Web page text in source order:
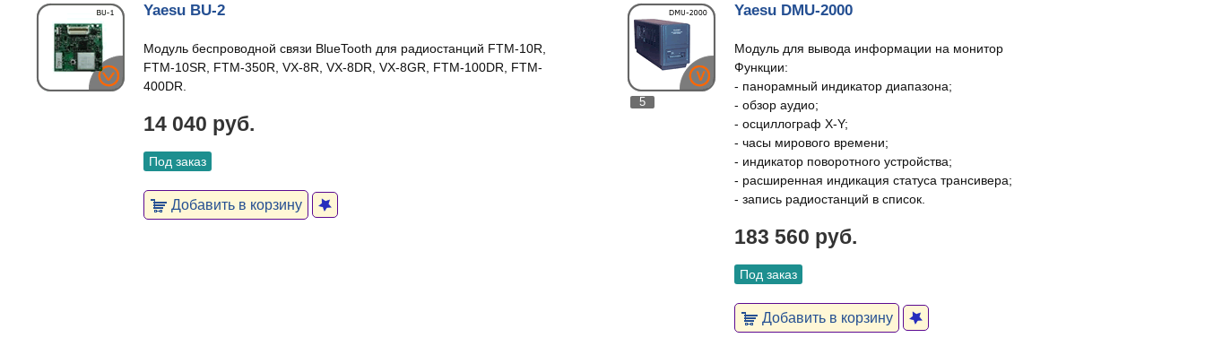
Yaesu BU-2
Модуль беспроводной связи BlueTooth для радиостанций FTM-10R,
FTM-10SR, FTM-350R, VX-8R, VX-8DR, VX-8GR, FTM-100DR, FTM-
400DR.
14 040 руб.
Под заказ
Добавить в корзину
5
Yaesu DMU-2000
Модуль для вывода информации на монитор
Функции:
- панорамный индикатор диапазона;
- обзор аудио;
- осциллограф X-Y;
- часы мирового времени;
- индикатор поворотного устройства;
- расширенная индикация статуса трансивера;
- запись радиостанций в список.
183 560 руб.
Под заказ
Добавить в корзину